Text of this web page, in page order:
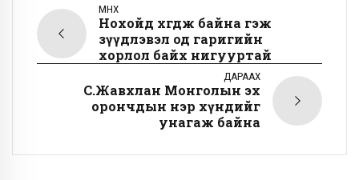
ӨМНӨХ
Нохойд хөөгдөж байна гэж
зүүдлэвэл од гаригийн
хорлол байх нигууртай
ДАРААХ
С.Жавхлан Монголын эх
орончдын нэр хүндийг
унагаж байна